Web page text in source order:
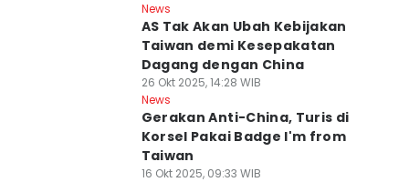
News
AS Tak Akan Ubah Kebijakan
Taiwan demi Kesepakatan
Dagang dengan China
26 Okt 2025, 14:28 WIB
News
Gerakan Anti-China, Turis di
Korsel Pakai Badge I'm from
Taiwan
16 Okt 2025, 09:33 WIB